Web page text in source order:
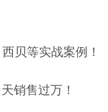
贝等实战案例！
销售过万！